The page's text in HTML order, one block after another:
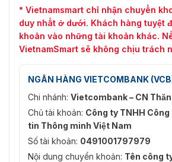
* Vietnamsmart chỉ nhận chuyển
duy nhất ở dưới. Khách hàng tuyệt
khoản vào những tài khoản khác.
VietnamSmart sẽ không chịu trách
NGÂN HÀNG VIETCOMBANK
Chi nhánh: Vietcombank – CN
Chủ tài khoản: Công ty TNHH Công
tin Thông minh Việt Nam
Số tài khoản: 0491001797979
Nội dung chuyển khoản: Tên công